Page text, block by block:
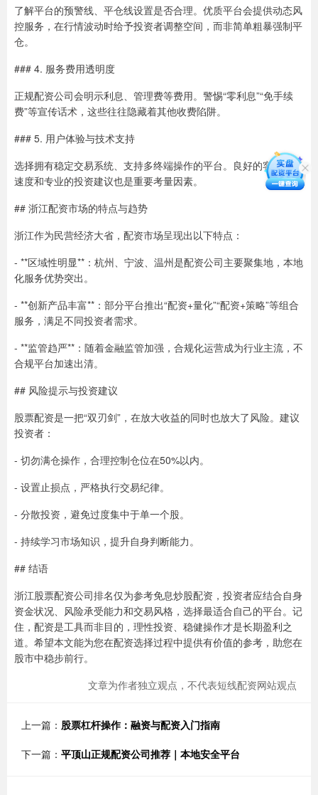
了解平台的预警线、平仓线设置是否合理。优质平台会提供动态风
控服务，在行情波动时给予投资者调整空间，而非简单粗暴强制平
仓。
### 4. 服务费用透明度
正规配资公司会明示利息、管理费等费用。警惕“零利息”“免手续
费”等宣传话术，这些往往隐藏着其他收费陷阱。
### 5. 用户体验与技术支持
选择拥有稳定交易系统、支持多终端操作的平台。良好的客服响应
速度和专业的投资建议也是重要考量因素。
## 浙江配资市场的特点与趋势
浙江作为民营经济大省，配资市场呈现出以下特点：
- **区域性明显**：杭州、宁波、温州是配资公司主要聚集地，本地
化服务优势突出。
- **创新产品丰富**：部分平台推出“配资+量化”“配资+策略”等组合
服务，满足不同投资者需求。
- **监管趋严**：随着金融监管加强，合规化运营成为行业主流，不
合规平台加速出清。
## 风险提示与投资建议
股票配资是一把“双刃剑”，在放大收益的同时也放大了风险。建议
投资者：
- 切勿满仓操作，合理控制仓位在50%以内。
- 设置止损点，严格执行交易纪律。
- 分散投资，避免过度集中于单一个股。
- 持续学习市场知识，提升自身判断能力。
## 结语
浙江股票配资公司排名仅为参考免息炒股配资，投资者应结合自身
资金状况、风险承受能力和交易风格，选择最适合自己的平台。记
住，配资是工具而非目的，理性投资、稳健操作才是长期盈利之
道。希望本文能为您在配资选择过程中提供有价值的参考，助您在
股市中稳步前行。
文章为作者独立观点，不代表短线配资网站观点
上一篇： 股票杠杆操作：融资与配资入门指南
下一篇： 平顶山正规配资公司推荐｜本地安全平台